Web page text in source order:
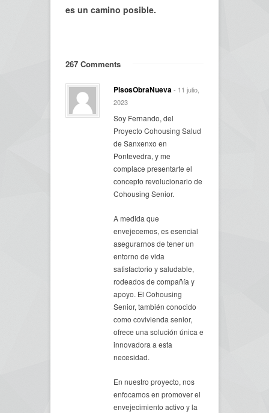
es un camino posible.
267 Comments
PisosObraNueva- 11 julio,
2023
Soy Fernando, del
Proyecto Cohousing Salud
de Sanxenxo en
Pontevedra, y me
complace presentarte el
concepto revolucionario de
Cohousing Senior.
A medida que
envejecemos, es esencial
asegurarnos de tener un
entorno de vida
satisfactorio y saludable,
rodeados de compañía y
apoyo. El Cohousing
Senior, también conocido
como covivienda senior,
ofrece una solución única e
innovadora a esta
necesidad.
En nuestro proyecto, nos
enfocamos en promover el
envejecimiento activo y la